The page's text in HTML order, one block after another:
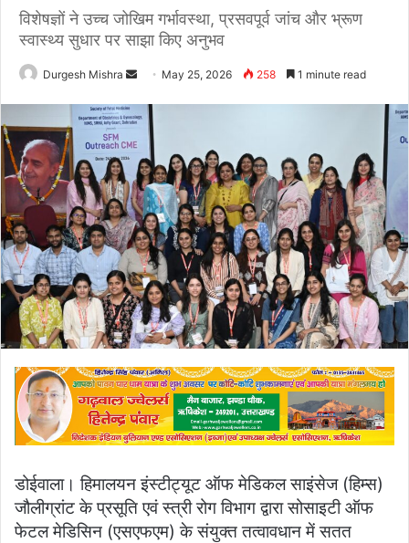
विशेषज्ञों ने उच्च जोखिम गर्भावस्था, प्रसवपूर्व जांच और भ्रूण
स्वास्थ्य सुधार पर साझा किए अनुभव
Durgesh Mishra
Send
email
May 25, 2026 258 1 minute read
डोईवाला। हिमालयन इंस्टीट्यूट ऑफ मेडिकल साइंसेज (हिम्स)
जौलीग्रांट के प्रसूति एवं स्त्री रोग विभाग द्वारा सोसाइटी ऑफ
फेटल मेडिसिन (एसएफएम) के संयुक्त तत्वावधान में सतत